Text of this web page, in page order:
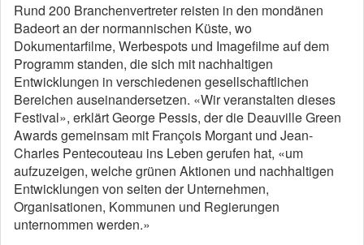
Rund 200 Branchenvertreter reisten in den mondänen
Badeort an der normannischen Küste, wo
Dokumentarfilme, Werbespots und Image­filme auf dem
Programm standen, die sich mit nachhaltigen
Entwicklungen in verschiedenen gesellschaftlichen
Bereichen auseinandersetzen. «Wir veranstalten dieses
Festival», erklärt George Pessis, der die Deauville Green
Awards gemeinsam mit François Morgant und Jean-
Charles Pentecouteau ins Leben gerufen hat, «um
aufzuzeigen, welche grünen Aktionen und nachhaltigen
Entwicklungen von seiten der Unternehmen,
Organisationen, Kommunen und Regierungen
unternommen werden.»